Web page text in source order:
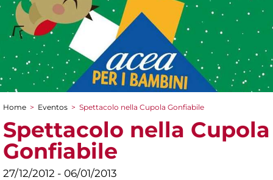
You are here
Home > Eventos > Spettacolo nella Cupola Gonfiabile
Spettacolo nella Cupola
Gonfiabile
27/12/2012 - 06/01/2013